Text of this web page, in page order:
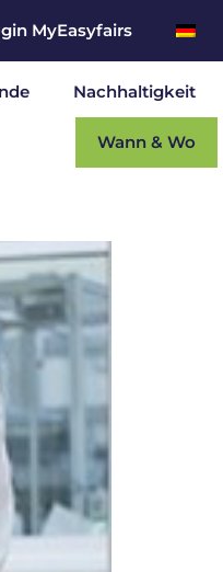
MyEasyfairs
Nachhaltigkeit
Wann & Wo